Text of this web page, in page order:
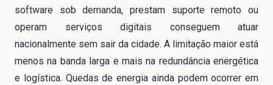
software sob demanda, prestam suporte remoto ou
operam serviços digitais conseguem atuar
nacionalmente sem sair da cidade. A limitação maior está
menos na banda larga e mais na redundância energética
e logística. Quedas de energia ainda podem ocorrer em